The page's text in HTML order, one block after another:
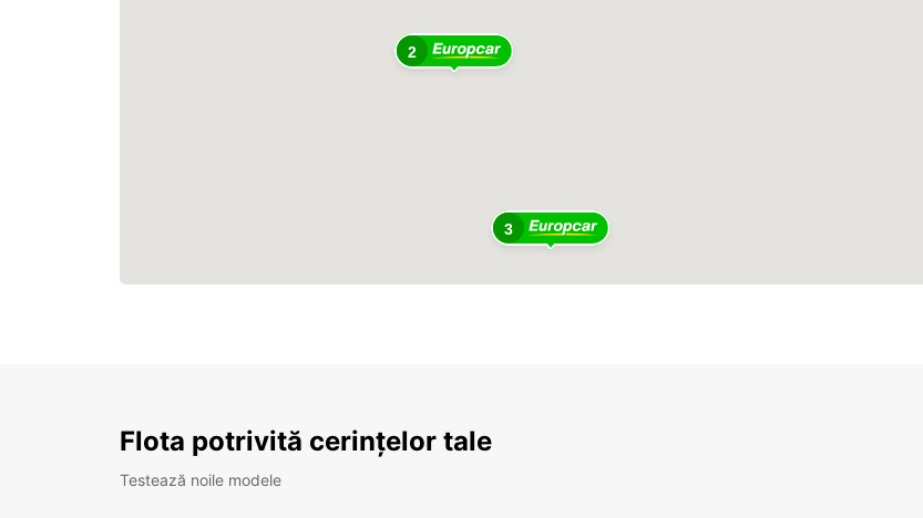
2
3
Flota potrivită cerințelor tale
Testează noile modele